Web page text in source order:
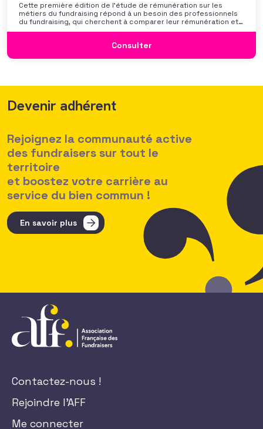
Cette première édition de l’étude de rémunération sur les
métiers du fundraising répond à un besoin des professionnels
du fundraising, qui cherchent à comparer leur rémunération et à
se positionner. Elle répond également à une préoccupation
des politiques salariales comme un enjeu majeur,
Consulter
Devenir adhérent
Rejoignez la communauté active
des fundraisers sur tout le
territoire
et boostez votre carrière au
service du bien commun !
En savoir plus
Contactez-nous !
Rejoindre l'AFF
Me connecter